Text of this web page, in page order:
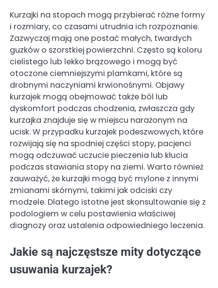
Kurzajki na stopach mogą przybierać różne formy
i rozmiary, co czasami utrudnia ich rozpoznanie.
Zazwyczaj mają one postać małych, twardych
guzków o szorstkiej powierzchni. Często są koloru
cielistego lub lekko brązowego i mogą być
otoczone ciemniejszymi plamkami, które są
drobnymi naczyniami krwionośnymi. Objawy
kurzajek mogą obejmować także ból lub
dyskomfort podczas chodzenia, zwłaszcza gdy
kurzajka znajduje się w miejscu narażonym na
ucisk. W przypadku kurzajek podeszwowych, które
rozwijają się na spodniej części stopy, pacjenci
mogą odczuwać uczucie pieczenia lub kłucia
podczas stawiania stopy na ziemi. Warto również
zauważyć, że kurzajki mogą być mylone z innymi
zmianami skórnymi, takimi jak odciski czy
modzele. Dlatego istotne jest skonsultowanie się z
podologiem w celu postawienia właściwej
diagnozy oraz ustalenia odpowiedniego leczenia.
Jakie są najczęstsze mity dotyczące
usuwania kurzajek?